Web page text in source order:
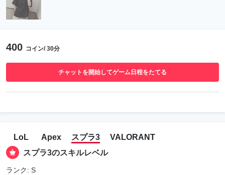
400 コイン/ 30分
チャットを開始してゲーム日程をたてる
LoL Apex スプラ3
VALORANT
スプラ3のスキルレベル
ランク: S